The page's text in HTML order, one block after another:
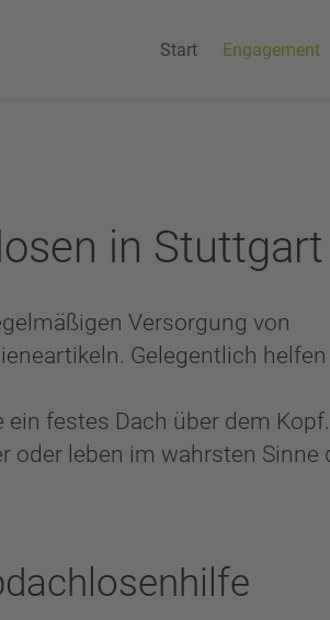
Start Engagement
in Stuttgart
Versorgung von
Gelegentlich helfen
festes Dach über dem Kopf.
oder leben im wahrsten Sinne